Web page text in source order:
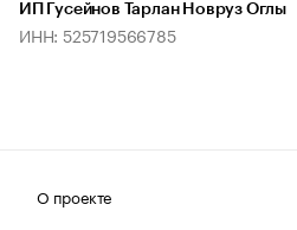
ИП Гусейнов Тарлан Новруз Оглы
ИНН: 525719566785
О проекте